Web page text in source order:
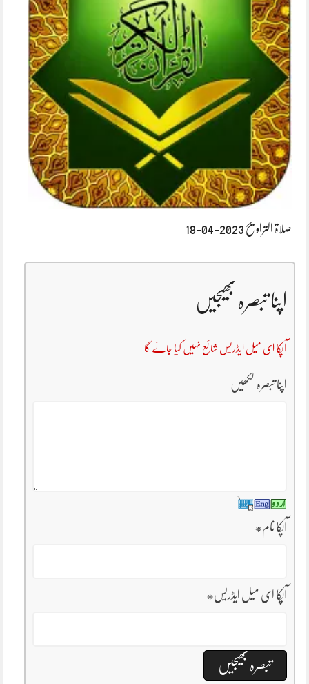
صلاۃ التراویح 2023-04-18
اپنا تبصرہ بھیجیں
آپکا ای میل ایڈریس شائع نہیں کیا جائے گا
اپنا تبصرہ لکھیں
آپکا نام*
آپکا ای میل ایڈریس*